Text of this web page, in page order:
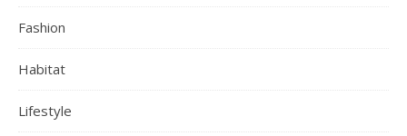
Fashion
Habitat
Lifestyle